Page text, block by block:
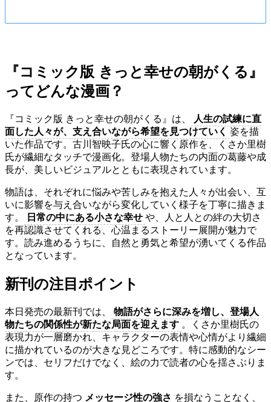
『コミック版 きっと幸せの朝がくる』
ってどんな漫画？
『コミック版 きっと幸せの朝がくる』は、
人生の試練に直
面した人々が、支え合いながら希望を見つけていく 姿を描
いた作品です。古川智映子氏の心に響く原作を、くさか里樹
氏が繊細なタッチで漫画化。登場人物たちの内面の葛藤や成
長が、美しいビジュアルとともに表現されています。
物語は、それぞれに悩みや苦しみを抱えた人々が出会い、互
いに影響を与え合いながら変化していく様子を丁寧に描きま
す。
日常の中にある小さな幸せ や、人と人との絆の大切さ
を再認識させてくれる、心温まるストーリー展開が魅力で
す。読み進めるうちに、自然と勇気と希望が湧いてくる作品
となっています。
新刊の注目ポイント
本日発売の最新刊では、
物語がさらに深みを増し、登場人
物たちの関係性が新たな局面を迎えます 。くさか里樹氏の
表現力が一層磨かれ、キャラクターの表情や心情がより繊細
に描かれているのが大きな見どころです。特に感動的なシー
ンでは、セリフだけでなく、絵の力で読者の心を揺さぶりま
す。
また、原作の持つ メッセージ性の強さ を損なうことなく、